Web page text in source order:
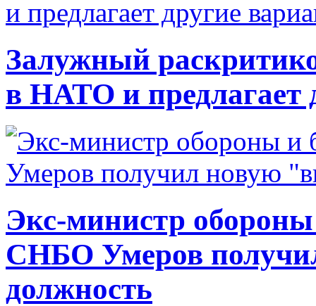
Залужный
в НАТО и предлагает
Экс-министр
СНБО Умеров
должность